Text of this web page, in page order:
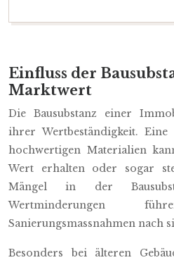
Einfluss der
Marktwert
Die Bausubstanz einer
ihrer Wertbeständigkeit.
hochwertigen Materialien
Wert erhalten oder sogar
Mängel in der
Wertminderungen
Sanierungsmassnahmen nach
Besonders bei älteren